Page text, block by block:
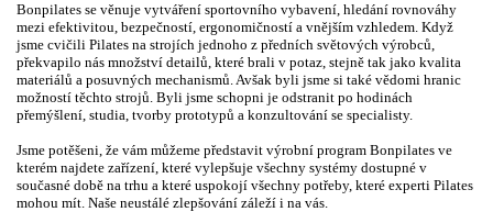
Bonpilates se věnuje vytváření sportovního vybavení, hledání rovnováhy
mezi efektivitou, bezpečností, ergonomičností a vnějším vzhledem. Když
jsme cvičili Pilates na strojích jednoho z předních světových výrobců,
překvapilo nás množství detailů, které brali v potaz, stejně tak jako kvalita
materiálů a posuvných mechanismů. Avšak byli jsme si také vědomi hranic
možností těchto strojů. Byli jsme schopni je odstranit po hodinách
přemýšlení, studia, tvorby prototypů a konzultování se specialisty.
Jsme potěšeni, že vám můžeme představit výrobní program Bonpilates ve
kterém najdete zařízení, které vylepšuje všechny systémy dostupné v
současné době na trhu a které uspokojí všechny potřeby, které experti Pilates
mohou mít. Naše neustálé zlepšování záleží i na vás.